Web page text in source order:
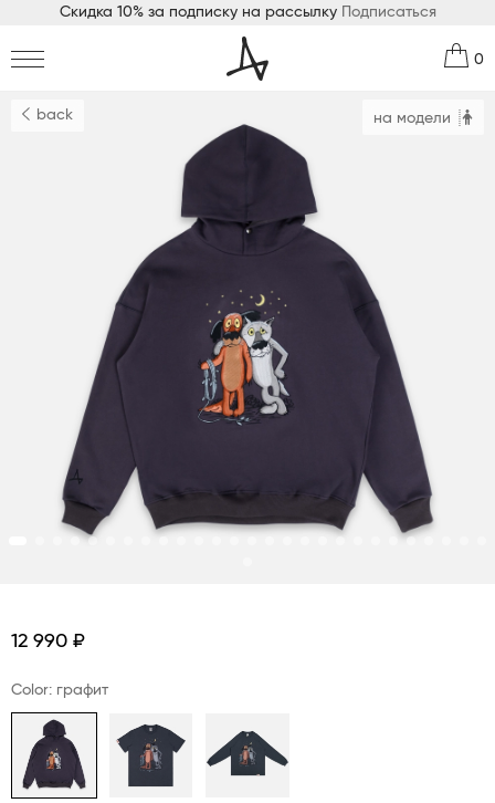
Скидка 10% за подписку на рассылку Подписаться
0
back на модели
12 990 ₽
Color: графит